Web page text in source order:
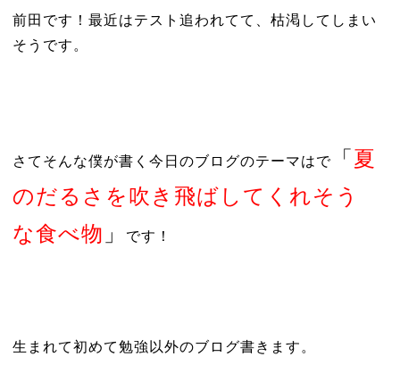
前田です！最近はテスト追われてて、枯渇してしまい
そうです。
さてそんな僕が書く今日のブログのテーマはで「 夏
のだるさを吹き飛ばしてくれそう
な食べ物 」 です！
生まれて初めて勉強以外のブログ書きます。